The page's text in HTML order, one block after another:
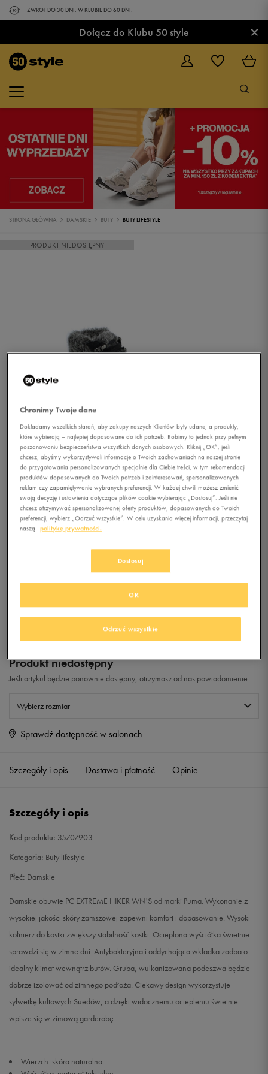
ZWROT DO 30 DNI. W KLUBIE DO 60 DNI.
Dołącz do Klubu 50 style ×
STRONA GŁÓWNA DAMSKIE BUTY BUTY LIFESTYLE
PRODUKT NIEDOSTĘPNY
PUMA PC EXTREME HIKER
99,99złz Vat
+ 500 PKT WKLUBIE 50 STYLE
Produkt niedostępny
Jeśli artykuł będzie ponownie dostępny, otrzymasz od nas powiadomienie.
Wybierz rozmiar
Rozmiary EU
38 24 cm
39 25 cm Powiadom o dostępności
40 25,5 cm Powiadom o dostępności
41 26,5 cm Powiadom o dostępności
Sprawdź dostępność w salonach
Szczegóły i opis Dostawa i płatność Opinie
Szczegóły i opis
Kod produktu: 35707903
Kategoria: Buty lifestyle
Płeć: Damskie
Damskie obuwie PC EXTREME HIKER WN'S od marki Puma. Wykonanie z
wysokiej jakości skóry zamszowej zapewni komfort i dopasowanie. Wysoki
kołnierz do kostki zwiększy stabilność kostki. Ocieplona wyściółka świetnie
sprawdzi się w zimne dni. Antybakteryjna i oddychająca wkładka zadba o
idealny klimat wewnątrz butów. Gruba, wulkanizowana podeszwa będzie
dobrze izolować od zimnego podłoża. Ciekawy design wykorzystuje
sylwetkę kultowych Suedów, a dzięki widocznemu ociepleniu świetnie
wpisze się w zimową garderobę.
Wierzch: skóra naturalna
Chronimy Twoje dane
Dokładamy wszelkich starań, aby zakupy naszych Klientów były udane, a produkty,
które wybierają – najlepiej dopasowane do ich potrzeb. Robimy to jednak przy pełnym
poszanowaniu bezpieczeństwa wszystkich danych osobowych. Kliknij „OK”, jeśli
chcesz, abyśmy wykorzystywali informacje o Twoich zachowaniach na naszej stronie
do przygotowania personalizowanych specjalnie dla Ciebie treści, w tym rekomendacji
produktów dopasowanych do Twoich potrzeb i zainteresowań, spersonalizowanych
reklam czy zapamiętywanie wybranych preferencji. W każdej chwili możesz zmienić
swoją decyzję i ustawienia dotyczące plików cookie wybierając „Dostosuj”. Jeśli nie
chcesz otrzymywać spersonalizowanej oferty produktów, dopasowanych do Twoich
preferencji, wybierz „Odrzuć wszystkie”. W celu uzyskania więcej informacji, przeczytaj
naszą
politykę prywatności.
Dostosuj
Odrzuć wszystkie
OK